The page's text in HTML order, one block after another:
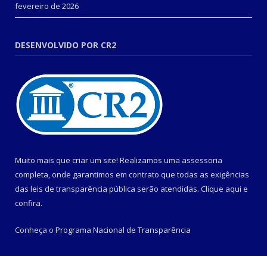
fevereiro de 2026
DESENVOLVIDO POR CR2
Muito mais que criar um site! Realizamos uma assessoria
completa, onde garantimos em contrato que todas as exigências
das leis de transparência pública serão atendidas. Clique aqui e
confira.
Conheça o Programa Nacional de Transparência